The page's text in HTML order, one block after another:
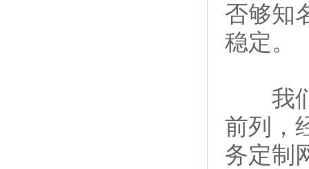
否够知
稳定。
我们
前列，
务定制